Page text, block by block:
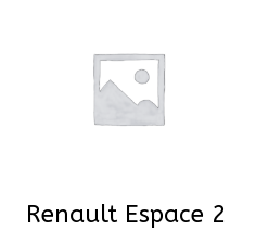
Renault Espace 2